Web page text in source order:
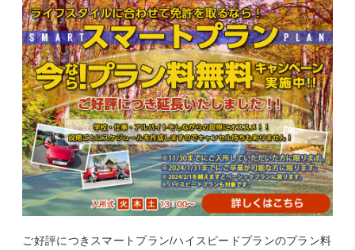
ご好評につきスマートプラン/ハイスピードプランのプラン料